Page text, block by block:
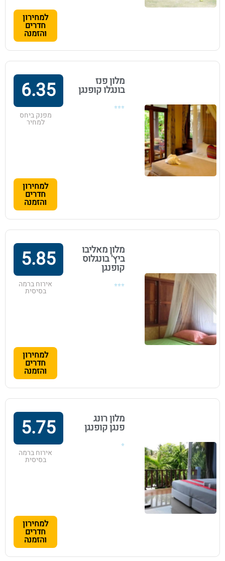
למחירון
חדרים
והזמנה
מלון פנז
בונגלו קופנגן
⭐⭐⭐
6.35
מפנק ביחס
למחיר
למחירון
חדרים
והזמנה
מלון מאליבו
ביץ' בונגלוס
קופנגן
⭐⭐⭐
5.85
אירוח ברמה
בסיסית
למחירון
חדרים
והזמנה
מלון רונג
פנגן קופנגן
⭐
5.75
אירוח ברמה
בסיסית
למחירון
חדרים
והזמנה